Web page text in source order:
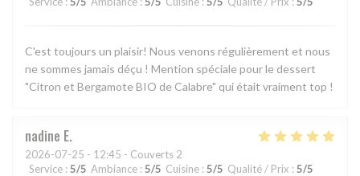
C'est toujours un plaisir! Nous venons régulièrement et nous
ne sommes jamais déçu ! Mention spéciale pour le dessert
"Citron et Bergamote BIO de Calabre" qui était vraiment top !
nadine E
2026-07-25 - 12:45 - Couverts 2
Service : 5/5 Ambiance : 5/5 Cuisine : 5/5 Qualité / Prix : 5/5